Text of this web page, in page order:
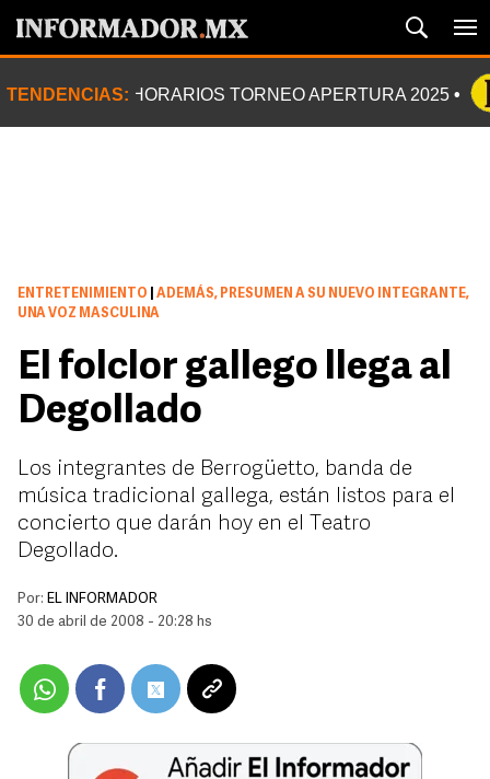
TENDENCIAS: HORARIOS TORNEO APERTURA 2025
ENTRETENIMIENTO
ADEMÁS, PRESUMEN A SU NUEVO INTEGRANTE,
UNA VOZ MASCULINA
El folclor gallego llega al
Degollado
Los integrantes de Berrogüetto, banda de
música tradicional gallega, están listos para el
concierto que darán hoy en el Teatro
Degollado.
Por: EL INFORMADOR
30 de abril de 2008 - 20:28 hs